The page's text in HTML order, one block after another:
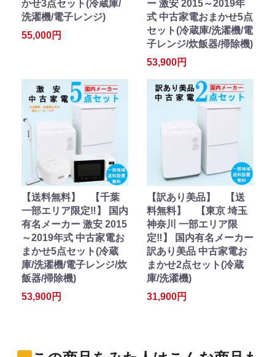
かせ3点セット(冷蔵庫/
洗濯機/電子レンジ)
55,000円
ー 激安 2015～2019年
式 中古家電おまかせ5点
セット(冷蔵庫/洗濯機/電
子レンジ/炊飯器/掃除機)
53,900円
【送料無料】 【千葉
一部エリア限定‼】 国内
有名メーカー 激安 2015
～2019年式 中古家電お
まかせ5点セット(冷蔵
庫/洗濯機/電子レンジ/炊
飯器/掃除機)
53,900円
【訳あり美品】 【送
料無料】 【東京 埼玉
神奈川 一部エリア限
定‼】 国内有名メーカー
訳あり美品 中古家電お
まかせ2点セット(冷蔵
庫/洗濯機)
31,900円